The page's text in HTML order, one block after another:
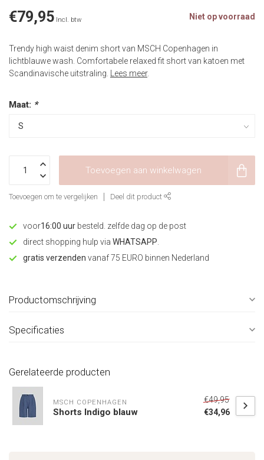
€79,95 Incl. btw Niet op voorraad
Trendy high waist denim short van MSCH Copenhagen in
lichtblauwe wash. Comfortabele relaxed fit short van katoen met
Scandinavische uitstraling.
Lees meer.
Maat: *
Toevoegen aan winkelwagen
Toevoegen om te vergelijken Deel dit product
voor16:00 uur besteld. zelfde dag op de post
direct shopping hulp via WHATSAPP
gratis verzenden vanaf 75 EURO binnen Nederland
Productomschrijving
Specificaties
Gerelateerde producten
MSCH COPENHAGEN
Shorts Indigo blauw
€49,95
€34,96